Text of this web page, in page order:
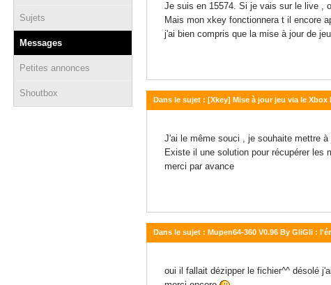
Sujets
Messages
Petites annonces
Shoutbox
Je suis en 15574. Si je vais sur le live ,
Mais mon xkey fonctionnera t il encore
j'ai bien compris que la mise à jour de
Dans le sujet : [Xkey] Mise à jour jeu via le Xbox
J'ai le même souci , je souhaite mettre
Existe il une solution pour récupérer
merci par avance
Dans le sujet : Mupen64-360 V0.96 By GliGli :
oui il fallait dézipper le fichier^^ désolé